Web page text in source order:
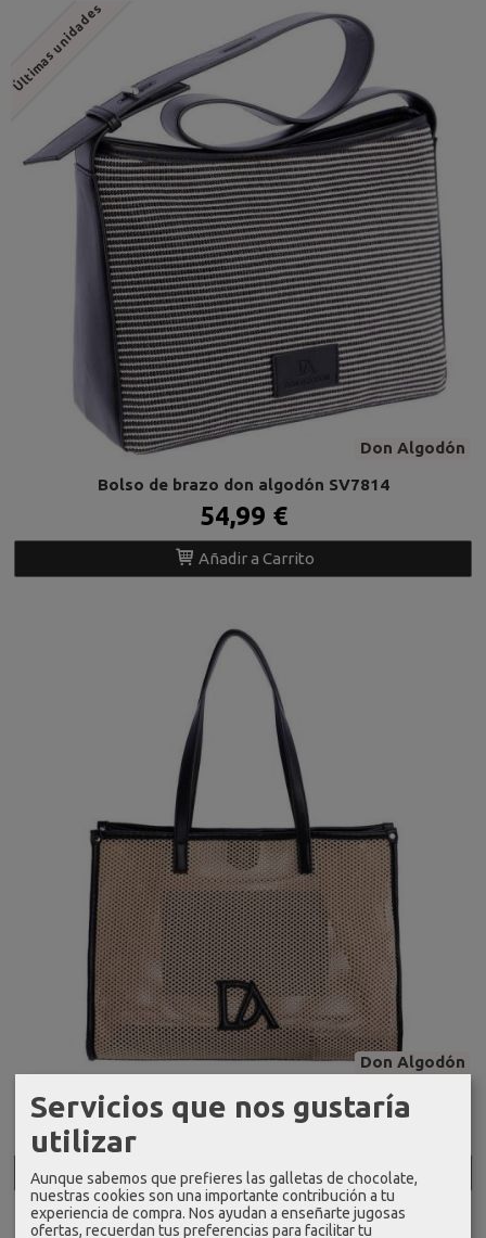
Últimas unidades
Don Algodón
Bolso de brazo don algodón SV7814
54,99 €
Añadir a Carrito
Don Algodón
Bolso de brazo don algodón beige...
Añadir a Carrito
Servicios que nos gustaría
utilizar
Aunque sabemos que prefieres las galletas de chocolate,
nuestras cookies son una importante contribución a tu
experiencia de compra. Nos ayudan a enseñarte jugosas
ofertas, recuerdan tus preferencias para facilitar tu